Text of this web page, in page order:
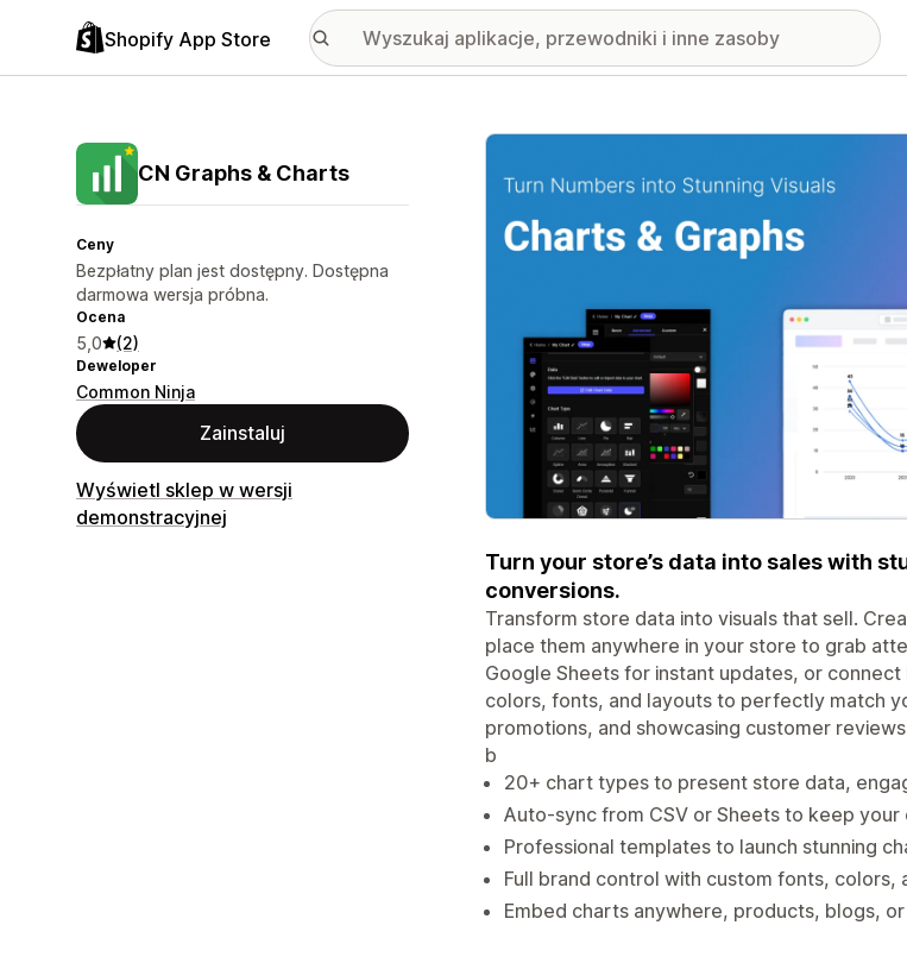
Shopify App Store
CN Graphs & Charts
Ceny
Bezpłatny plan jest dostępny. Dostępna
darmowa wersja próbna.
Ocena
5,0 (2)
Deweloper
Common Ninja
Zainstaluj
Wyświetl sklep w wersji
demonstracyjnej
Wyróżnione obrazy w galerii
Turn your store’s data into sales with
conversions.
Transform store data into visuals that sell.
place them anywhere in your store to grab
Google Sheets for instant updates, or
colors, fonts, and layouts to perfectly match
promotions, and showcasing customer
b
20+ chart types to present store data,
Auto-sync from CSV or Sheets to keep
Professional templates to launch stunning
Full brand control with custom fonts, colors,
Embed charts anywhere, products, blogs,